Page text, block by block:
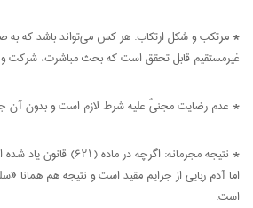
* مرتکب و شکل ارتکاب: هر کس می‌تواند باشد که به
غیرمستقیم قابل تحقق است که بحث مباشرت، شرکت
* عدم رضایت مجنیٌ علیه شرط لازم است و بدون آن
* نتیجه مجرمانه: اگرچه در
اما آدم ربایی از جرایم مقید است و نتیجه هم همانا
است.